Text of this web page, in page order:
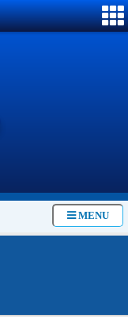
MENU